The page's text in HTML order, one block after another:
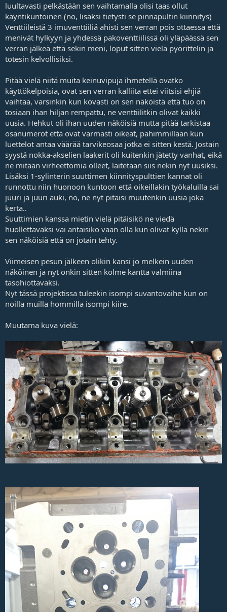
luultavasti pelkästään sen vaihtamalla olisi taas ollut
käyntikuntoinen (no, lisäksi tietysti se pinnapultin kiinnitys)
Venttiileistä 3 imuventtiiliä ahisti sen verran pois ottaessa että
menivät hylkyyn ja yhdessä pakoventtiilissä oli yläpäässä sen
verran jälkeä että sekin meni, loput sitten vielä pyörittelin ja
totesin kelvollisiksi.
Pitää vielä niitä muita keinuvipuja ihmetellä ovatko
käyttökelpoisia, ovat sen verran kalliita ettei viitsisi ehjiä
vaihtaa, varsinkin kun kovasti on sen näköistä että tuo on
tosiaan ihan hiljan rempattu, ne venttiilitkin olivat kaikki
uusia. Hehkut oli ihan uuden näköisiä mutta pitää tarkistaa
osanumerot että ovat varmasti oikeat, pahimmillaan kun
luettelot antaa väärää tarvikeosaa jotka ei sitten kestä. Jostain
syystä nokka-akselien laakerit oli kuitenkin jätetty vanhat, eikä
ne mitään virheettömiä olleet, laitetaan siis nekin nyt uusiksi.
Lisäksi 1-sylinterin suuttimen kiinnityspulttien kannat oli
runnottu niin huonoon kuntoon että oikeillakin työkaluilla sai
juuri ja juuri auki, no, ne nyt pitäisi muutenkin uusia joka
kerta..
Suuttimien kanssa mietin vielä pitäisikö ne viedä
huollettavaksi vai antaisiko vaan olla kun olivat kyllä nekin
sen näköisiä että on jotain tehty.
Viimeisen pesun jälkeen olikin kansi jo melkein uuden
näköinen ja nyt onkin sitten kolme kantta valmiina
tasohiottavaksi.
Nyt tässä projektissa tuleekin isompi suvantovaihe kun on
noilla muilla hommilla isompi kiire.
Muutama kuva vielä: